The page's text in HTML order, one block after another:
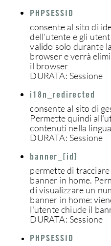
PHPSESSID
consente al sito di
dell’utente e gli
valido solo durante
browser e verrà
il browser
DURATA: Sessione
i18n_redirected
consente al sito di
Permette quindi
contenuti nella
DURATA: Sessione
banner_[id]
permette di
banner in home.
di visualizzare un
banner in home:
l'utente chiude il
DURATA: Sessione
PHPSESSID